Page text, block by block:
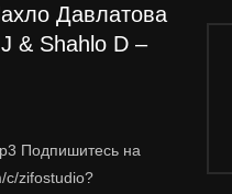
Давлатова
& Shahlo D –
Подпишитесь на
c/zifostudio?